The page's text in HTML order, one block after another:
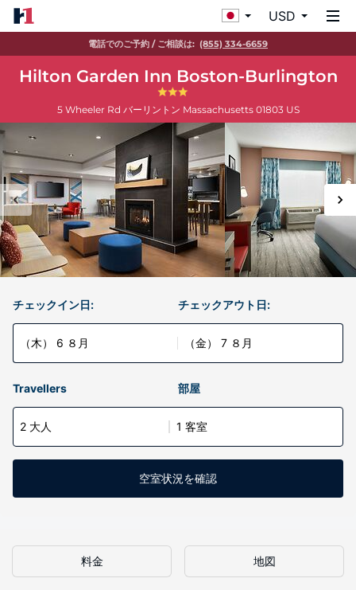
USD
電話でのご予約 / ご相談は: (855) 334-6659
Hilton Garden Inn Boston-Burlington
5 Wheeler Rd バーリントン Massachusetts 01803 US
チェックイン日:
（木） 6 ８月
チェックアウト日:
（金） 7 ８月
Travellers 部屋
2 大人 1 客室
空室状況を確認
料金 地図